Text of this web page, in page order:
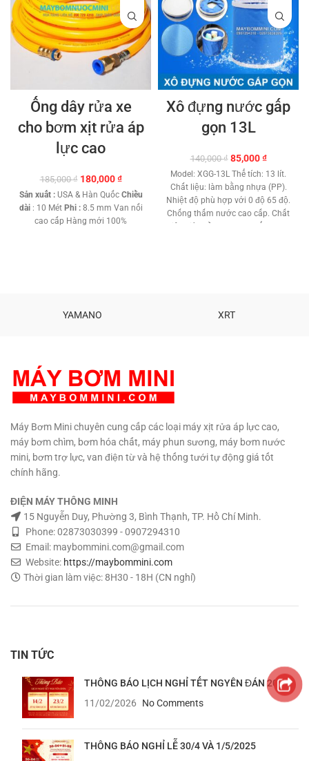
lực, đổi mới nếu bị lổi trong 7
ngày đầu).
Ống dây rửa xe
cho bơm xịt rửa áp
lực cao
185,000₫ Giá
gốc
là:
185,000 ₫.
180,000₫Giá
hiện
tại
là:
Sản xuất :USA & Hàn Quốc Chiều
dài: 10 Mét Phi :8.5 mm Van nối
cao cấp Hàng mới 100%
Xô đựng nước gấp
gọn 13L
140,000₫ Giá
gốc
là:
140,000 ₫.
85,000₫Giá
hiện
tại
là:
85,000 ₫.
Model: XGG-13L Thể tích: 13 lít.
Chất liệu: làm bằng nhựa (PP).
Nhiệt độ phù hợp với 0 độ 65 độ.
Chống thấm nước cao cấp. Chất
0908997872 0907294310 –
YAMANO XRT
Máy Bơm Mini chuyên cung cấp các loại máy xịt rửa áp lực cao,
máy bơm chìm, bơm hóa chất, máy phun sương, máy bơm nước
mini, bơm trợ lực, van điện từ và hệ thống tưới tự động giá tốt
chính hãng.
ĐIỆN MÁY THÔNG MINH
15 Nguyễn Duy, Phường 3, Bình Thạnh, TP. Hồ Chí Minh.
Phone: 02873030399 - 0907294310
Email: maybommini.com@gmail.com
Website: https://maybommini.com
Thời gian làm việc: 8H30 - 18H (CN nghỉ)
TIN TỨC
THÔNG BÁO LỊCH NGHỈ TẾT NGYÊN ĐÁN 2026
11/02/2026
No Comments
THÔNG BÁO NGHỈ LỄ 30/4 VÀ 1/5/2025